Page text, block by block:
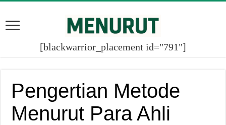
[blackwarrior_placement id="791"]
Pengertian Metode
Menurut Para Ahli